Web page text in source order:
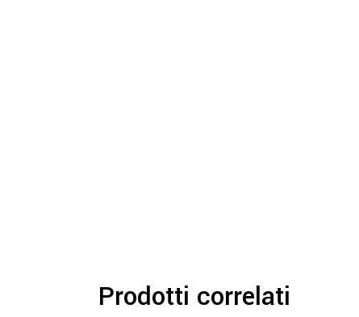
Prodotti correlati